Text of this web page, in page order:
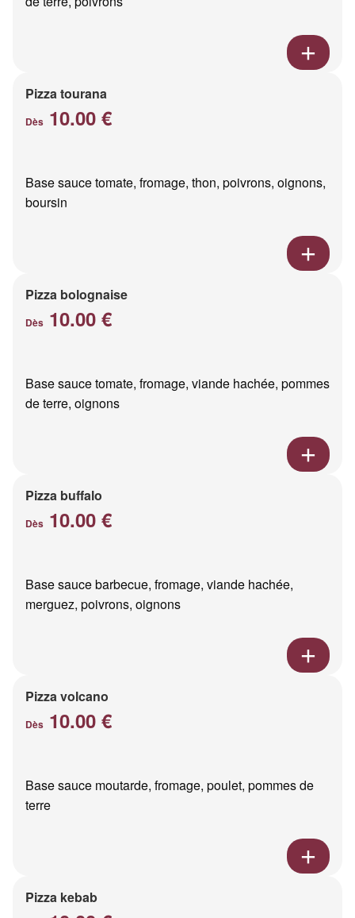
Pizza tourana
Dès 10.00 €
Base sauce tomate, fromage, thon, poivrons, oignons,
boursin
Pizza bolognaise
Dès 10.00 €
Base sauce tomate, fromage, viande hachée, pommes
de terre, oignons
Pizza buffalo
Dès 10.00 €
Base sauce barbecue, fromage, viande hachée,
merguez, poivrons, oignons
Pizza volcano
Dès 10.00 €
Base sauce moutarde, fromage, poulet, pommes de
terre
Pizza kebab